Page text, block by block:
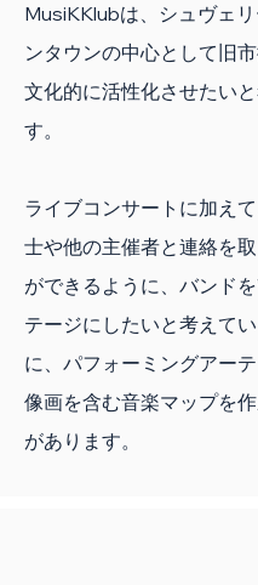
MusiKKlubは、シュヴェ
ンタウンの中心として旧
文化的に活性化させたい
す。
ライブコンサートに加え
士や他の主催者と連絡を
ができるように、バンド
テージにしたいと考えて
に、パフォーミングアー
像画を含む音楽マップを
があります。